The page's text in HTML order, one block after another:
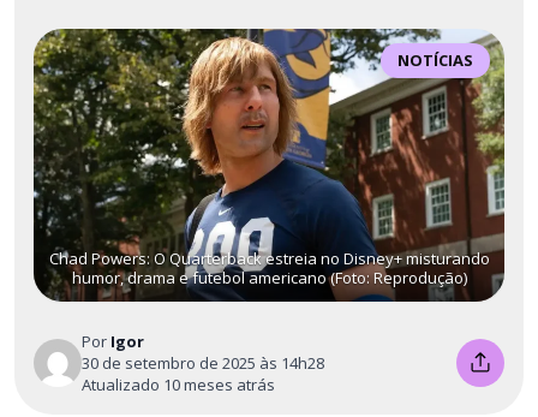
NOTÍCIAS
Chad Powers: O Quarterback estreia no Disney+ misturando
humor, drama e futebol americano (Foto: Reprodução)
Por Igor
30 de setembro de 2025 às 14h28
Atualizado 10 meses atrás